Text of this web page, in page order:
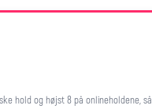
hold og højst 8 på onlineholdene, så